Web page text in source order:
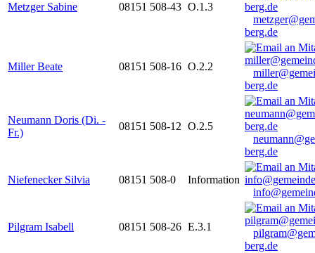
Metzger Sabine 08151 508-43 O.1.3
berg.de
Miller Beate 08151 508-16 O.2.2
berg.de
Neumann Doris (Di. -
Fr.)
08151 508-12 O.2.5
berg.de
Niefenecker Silvia 08151 508-0
Information
Pilgram Isabell 08151 508-26 E.3.1
berg.de